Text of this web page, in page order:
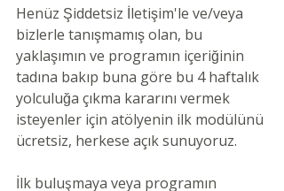
Henüz Şiddetsiz İletişim'le ve/veya
bizlerle tanışmamış olan, bu
yaklaşımın ve programın içeriğinin
tadına bakıp buna göre bu 4 haftalık
yolculuğa çıkma kararını vermek
isteyenler için atölyenin ilk modülünü
ücretsiz, herkese açık sunuyoruz.
İlk buluşmaya veya programın